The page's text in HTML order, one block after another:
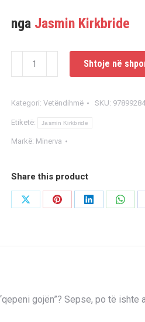
nga Jasmin Kirkbride
Më
stres
Shtoje në
Kategori: Vetëndihmë SKU:
Etiketë: Jasmin Kirkbride
Markë: Minerva
Share this product
Share
Share
Share
Share
gojën”? Sepse, po të